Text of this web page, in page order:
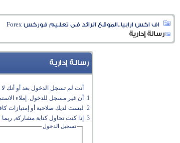
اف اكس ارابيا..الموقع الرائد فى تعليم فوركس Forex
رسالة إدارية
رسالة إدارية
أنت لم تسجل الدخول بعد أو أنك
أن غير مسجل للدخول. إملاء
ليست لديك صلاحية أو إمتيازات
إذا كنت تحاول كتابة مشاركة,
تسجيل الدخول